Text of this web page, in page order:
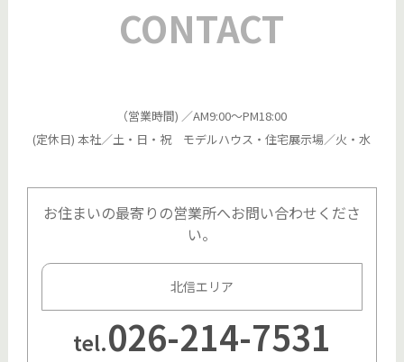
CONTACT
（営業時間) ／AM9:00～PM18:00
(定休日) 本社／土・日・祝 モデルハウス・住宅展示場／火・水
お住まいの最寄りの営業所へお問い合わせくださ
い。
北信エリア
tel.026-214-7531